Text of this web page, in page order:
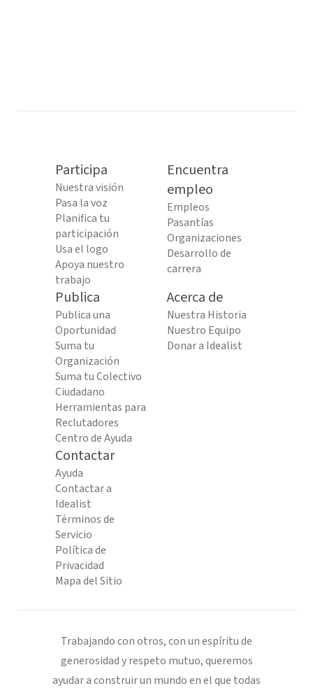
Participa
Nuestra visión
Pasa la voz
Planifica tu
participación
Usa el logo
Apoya nuestro
trabajo
Encuentra
empleo
Empleos
Pasantías
Organizaciones
Desarrollo de
carrera
Publica
Publica una
Oportunidad
Suma tu
Organización
Suma tu Colectivo
Ciudadano
Herramientas para
Reclutadores
Centro de Ayuda
Acerca de
Nuestra Historia
Nuestro Equipo
Donar a Idealist
Contactar
Ayuda
Contactar a
Idealist
Términos de
Servicio
Política de
Privacidad
Mapa del Sitio
Trabajando con otros, con un espíritu de
generosidad y respeto mutuo, queremos
ayudar a construir un mundo en el que todas